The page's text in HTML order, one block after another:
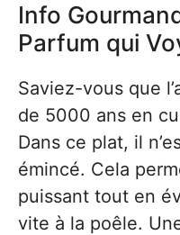
Info
Parfum qui
Saviez-vous que
de 5000 ans en
Dans ce plat, il
émincé. Cela
puissant tout en
vite à la poêle.